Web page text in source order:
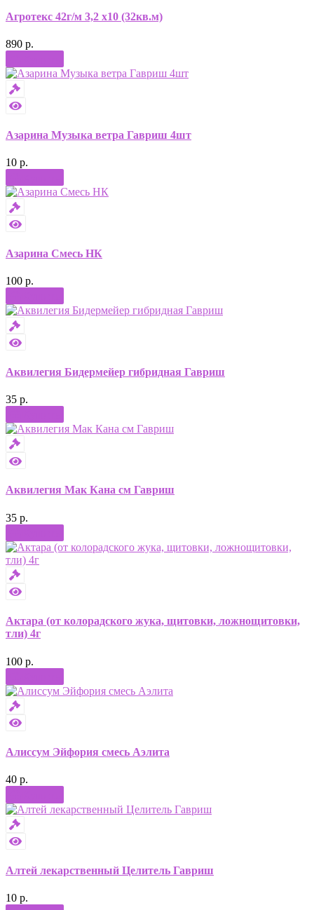
Агротекс 42г/м 3,2 х10 (32кв.м)
890 р.
Азарина Музыка ветра Гавриш 4шт
10 р.
Азарина Смесь НК
100 р.
Аквилегия Бидермейер гибридная Гавриш
35 р.
Аквилегия Мак Кана см Гавриш
35 р.
Актара (от колорадского жука, щитовки, ложнощитовки,
тли) 4г
100 р.
Алиссум Эйфория смесь Аэлита
40 р.
Алтей лекарственный Целитель Гавриш
10 р.